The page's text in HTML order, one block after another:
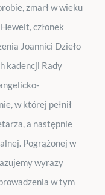
zmarł w wieku
członek
Joannici Dzieło
kadencji Rady
w której pełnił
a następnie
Pogrążonej w
wyrazy
w tym